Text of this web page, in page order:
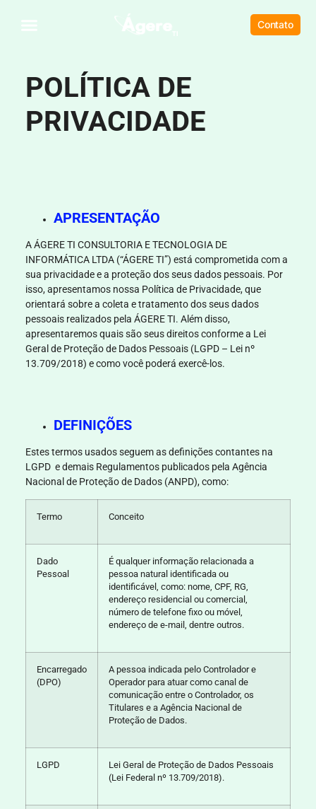
Contato
POLÍTICA DE
PRIVACIDADE
APRESENTAÇÃO
AÁGERE TI CONSULTORIA E TECNOLOGIA DE
INFORMÁTICA LTDA (“ÁGERE TI”) está comprometida com a
sua privacidade e a proteção dos seus dados pessoais. Por
isso, apresentamos nossa Política de Privacidade, que
orientará sobre a coleta e tratamento dos seus dados
pessoais realizados pela ÁGERE TI. Além disso,
apresentaremos quais são seus direitos conforme a Lei
Geral de Proteção de Dados Pessoais (LGPD – Lei nº
13.709/2018) e como você poderá exercê-los.
DEFINIÇÕES
Estes termos usados seguem as definições contantes na
LGPD e demais Regulamentos publicados pela Agência
Nacional de Proteção de Dados(ANPD), como:
Termo Conceito
Dado
Pessoal
É qualquer informação relacionada a
pessoa natural identificada ou
identificável, como: nome, CPF, RG,
endereço residencial ou comercial,
número de telefone fixo ou móvel,
endereço de e-mail, dentre outros.
Encarregado
(DPO)
A pessoa indicada pelo Controlador e
Operador para atuar como canal de
comunicação entre o Controlador, os
Titulares e a Agência Nacional de
Proteção de Dados.
LGPD
Lei Geral de Proteção de Dados Pessoais
(Lei Federal nº 13.709/2018).